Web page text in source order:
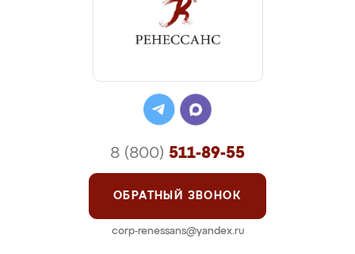
8 (800) 511-89-55
ОБРАТНЫЙ ЗВОНОК
corp-renessans@yandex.ru